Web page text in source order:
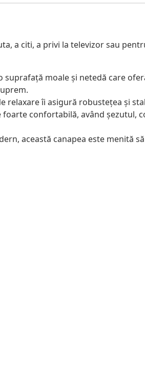
a citi, a privi la televizor sau
moale și netedă care
relaxare îi asigură robustețea și
confortabilă, având șezutul,
această canapea este menită